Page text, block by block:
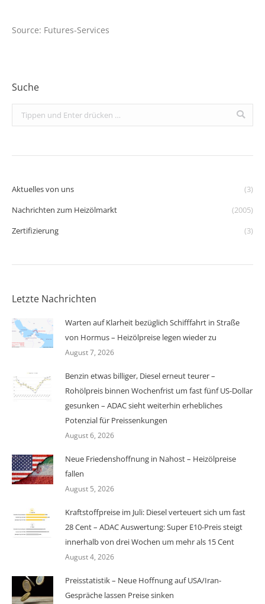
Source: Futures-Services
Suche
Search:
Aktuelles von uns
(3)
Nachrichten zum Heizölmarkt
(2005)
Zertifizierung
(3)
Letzte Nachrichten
Warten auf Klarheit bezüglich Schifffahrt in Straße
von Hormus – Heizölpreise legen wieder zu
August 7, 2026
Benzin etwas billiger, Diesel erneut teurer –
Rohölpreis binnen Wochenfrist um fast fünf US-Dollar
gesunken – ADAC sieht weiterhin erhebliches
Potenzial für Preissenkungen
August 6, 2026
Neue Friedenshoffnung in Nahost – Heizölpreise
fallen
August 5, 2026
Kraftstoffpreise im Juli: Diesel verteuert sich um fast
28 Cent – ADAC Auswertung: Super E10-Preis steigt
innerhalb von drei Wochen um mehr als 15 Cent
August 4, 2026
Preisstatistik – Neue Hoffnung auf USA/Iran-
Gespräche lassen Preise sinken